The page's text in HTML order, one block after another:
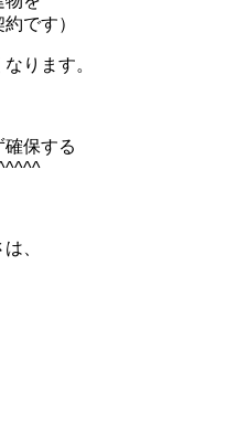
です）
ります。
保する
、